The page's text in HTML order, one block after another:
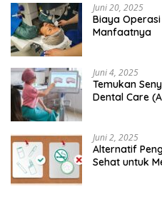
Juni 20, 2025
Biaya Operasi
Manfaatnya
Juni 4, 2025
Temukan
Dental Care
Juni 2, 2025
Alternatif
Sehat untuk